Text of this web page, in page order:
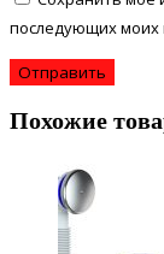
последующих моих
Похожие